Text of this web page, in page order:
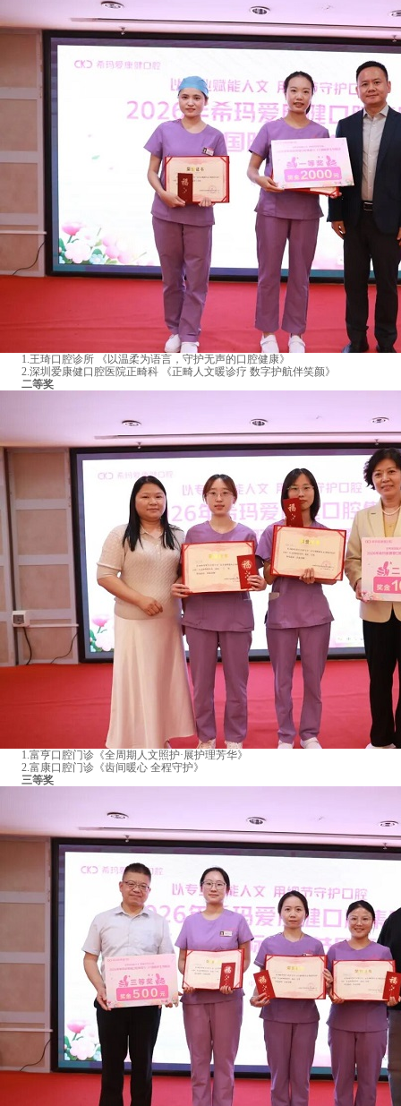
1.王琦口腔诊所 《以温柔为语言，守护无声的口腔健康》
2.深圳爱康健口腔医院正畸科 《正畸人文暖诊疗 数字护航伴笑颜》
二等奖
1.富亨口腔门诊《全周期人文照护·展护理芳华》
2.富康口腔门诊《齿间暖心 全程守护》
三等奖